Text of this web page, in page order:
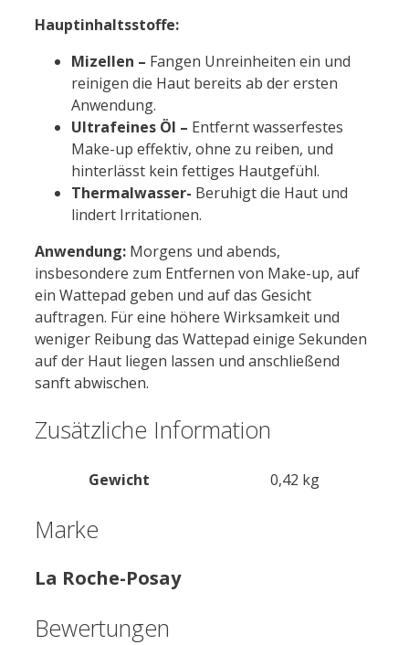
Hauptinhaltsstoffe:
Mizellen – Fangen Unreinheiten ein und
reinigen die Haut bereits ab der ersten
Anwendung.
Ultrafeines Öl – Entfernt wasserfestes
Make-up effektiv, ohne zu reiben, und
hinterlässt kein fettiges Hautgefühl.
Thermalwasser- Beruhigt die Haut und
lindert Irritationen.
Anwendung: Morgens und abends,
insbesondere zum Entfernen von Make-up, auf
ein Wattepad geben und auf das Gesicht
auftragen. Für eine höhere Wirksamkeit und
weniger Reibung das Wattepad einige Sekunden
auf der Haut liegen lassen und anschließend
sanft abwischen.
Zusätzliche Information
Gewicht 0,42 kg
Marke
La Roche-Posay
Bewertungen